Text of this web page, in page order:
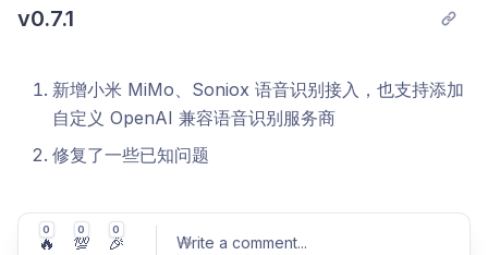
v0.7.1
新增小米 MiMo、Soniox 语音识别接入，也支持添加
自定义 OpenAI 兼容语音识别服务商
修复了一些已知问题
0
🔥
0
💯
0
🎉 Write a comment...